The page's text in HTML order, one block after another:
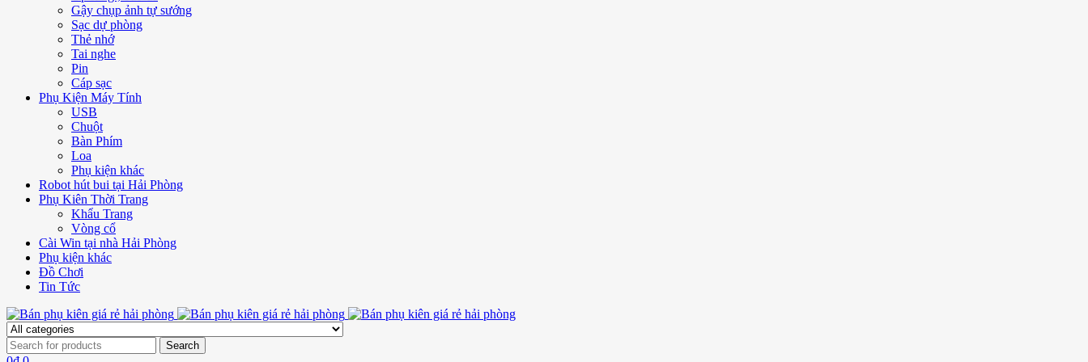
Gậy chụp ảnh tự sướng
Sạc dự phòng
Thẻ nhớ
Tai nghe
Pin
Cáp sạc
Phụ Kiện Máy Tính
USB
Chuột
Bàn Phím
Loa
Phụ kiện khác
Robot hút bui tại Hải Phòng
Phụ Kiên Thời Trang
Khẩu Trang
Vòng cổ
Cài Win tại nhà Hải Phòng
Phụ kiện khác
Đồ Chơi
Tin Tức